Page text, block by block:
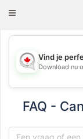
Toggle
💖
Vind je
Download nu
FAQ -